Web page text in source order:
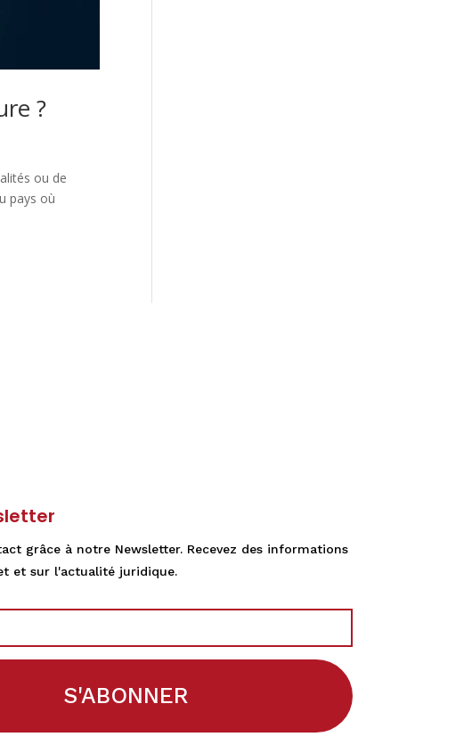
?
ou de
pays où
grâce à notre Newsletter. Recevez des informations
et sur l'actualité juridique.
S'ABONNER